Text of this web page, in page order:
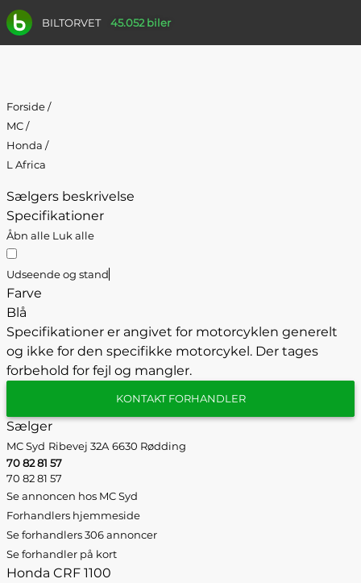
BILTORVET 45.052 biler
Forside/
MC/
Honda /
L Africa
Sælgers beskrivelse
Specifikationer
Åbn alle Luk alle
Udseende og stand
Farve
Blå
Specifikationer er angivet for motorcyklen generelt
og ikke for den specifikke motorcykel. Der tages
forbehold for fejl og mangler.
KONTAKT FORHANDLER
Sælger
MC Syd Ribevej 32A 6630 Rødding
70 82 81 57
70 82 81 57
Se annoncen hos MC Syd
Forhandlers hjemmeside
Se forhandlers 306 annoncer
Se forhandler på kort
Honda CRF 1100